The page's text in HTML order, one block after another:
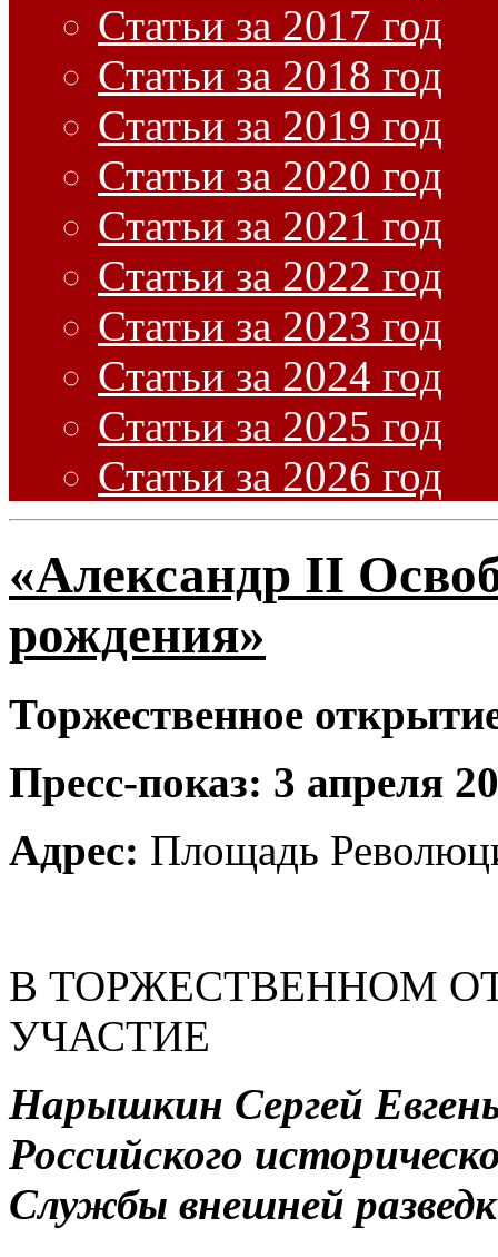
Статьи за 2017 год
Статьи за 2018 год
Статьи за 2019 год
Статьи за 2020 год
Статьи за 2021 год
Статьи за 2022 год
Статьи за 2023 год
Статьи за 2024 год
Статьи за 2025 год
Статьи за 2026 год
«Александр II
рождения»
Торжественное
Пресс-показ: 3 апреля
Адрес: Площадь
В ТОРЖЕСТВЕННОМ
УЧАСТИЕ
Нарышкин Сергей
Российского
Службы внешней